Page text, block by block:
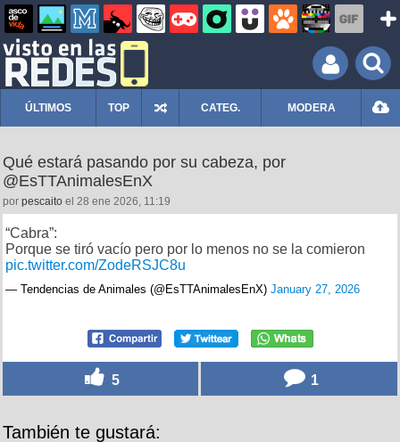
ÚLTIMOS TOP CATEG. MODERA
Qué estará pasando por su cabeza, por
@EsTTAnimalesEnX
por pescaito el 28 ene 2026, 11:19
“Cabra”:
Porque se tiró vacío pero por lo menos no se la comieron
pic.twitter.com/ZodeRSJC8u
— Tendencias de Animales (@EsTTAnimalesEnX) January 27, 2026
5 1
También te gustará: